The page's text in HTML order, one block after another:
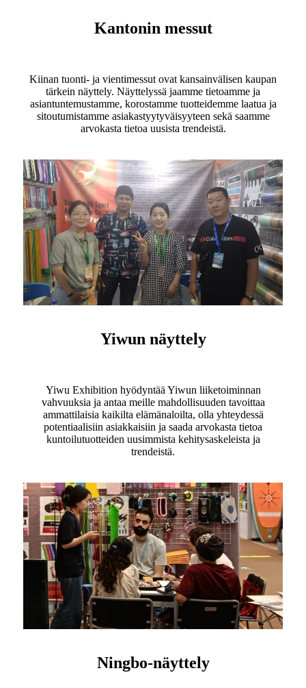
Kantonin messut
Kiinan tuonti- ja vientimessut ovat kansainvälisen kaupan
tärkein näyttely. Näyttelyssä jaamme tietoamme ja
asiantuntemustamme, korostamme tuotteidemme laatua ja
sitoutumistamme asiakastyytyväisyyteen sekä saamme
arvokasta tietoa uusista trendeistä.
Yiwun näyttely
Yiwu Exhibition hyödyntää Yiwun liiketoiminnan
vahvuuksia ja antaa meille mahdollisuuden tavoittaa
ammattilaisia ​​​​kaikilta elämänaloilta, olla yhteydessä
potentiaalisiin asiakkaisiin ja saada arvokasta tietoa
kuntoilutuotteiden uusimmista kehitysaskeleista ja
trendeistä.
Ningbo-näyttely